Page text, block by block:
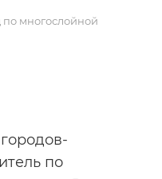
по многослойной
по